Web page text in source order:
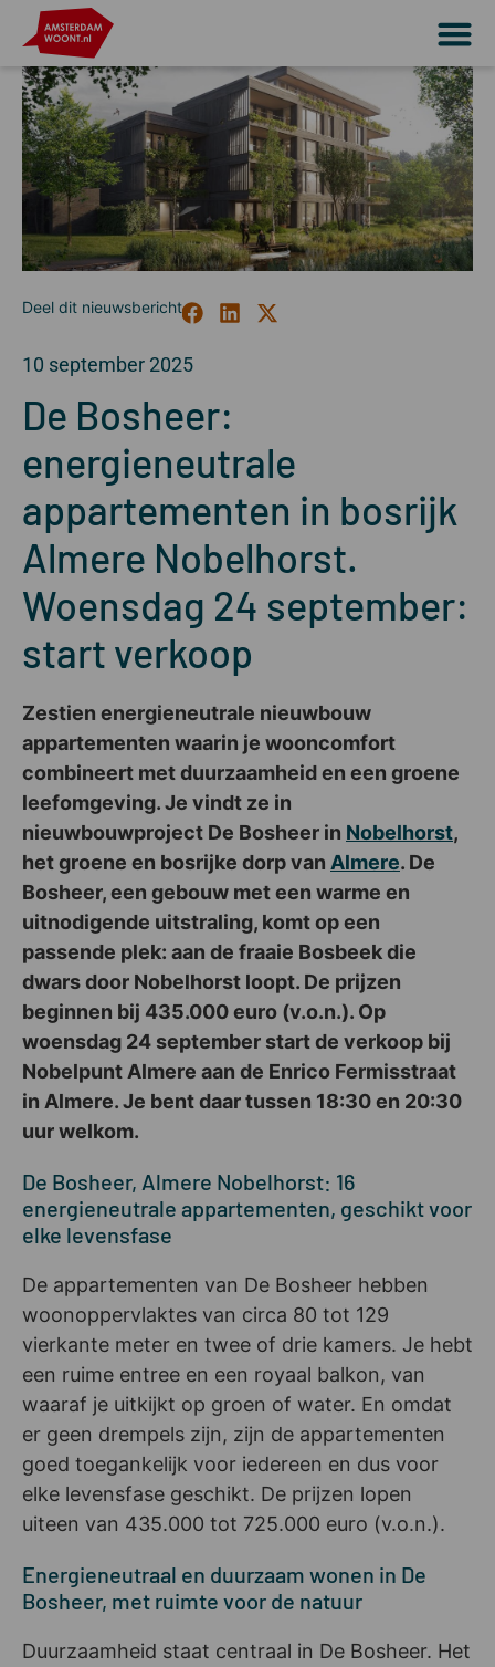
10 september 2025
De Bosheer:
energieneutrale
appartementen in bosrijk
Almere Nobelhorst.
Woensdag 24 september:
start verkoop
Zestien energieneutrale nieuwbouw
appartementen waarin je wooncomfort
combineert met duurzaamheid en een groene
leefomgeving. Je vindt ze in
nieuwbouwproject De Bosheer in Nobelhorst,
het groene en bosrijke dorp van Almere. De
Bosheer, een gebouw met een warme en
uitnodigende uitstraling, komt op een
passende plek: aan de fraaie Bosbeek die
dwars door Nobelhorst loopt. De prijzen
beginnen bij 435.000 euro (v.o.n.). Op
woensdag 24 september start de verkoop bij
Nobelpunt Almere aan de Enrico Fermisstraat
in Almere. Je bent daar tussen 18:30 en 20:30
uur welkom.
De Bosheer, Almere Nobelhorst: 16
energieneutrale appartementen, geschikt voor
elke levensfase
De appartementen van De Bosheer hebben
woonoppervlaktes van circa 80 tot 129
vierkante meter en twee of drie kamers. Je hebt
een ruime entree en een royaal balkon, van
waaraf je uitkijkt op groen of water. En omdat
er geen drempels zijn, zijn de appartementen
goed toegankelijk voor iedereen en dus voor
elke levensfase geschikt. De prijzen lopen
uiteen van 435.000 tot 725.000 euro (v.o.n.).
Energieneutraal en duurzaam wonen in De
Bosheer, met ruimte voor de natuur
Duurzaamheid staat centraal in De Bosheer. Het